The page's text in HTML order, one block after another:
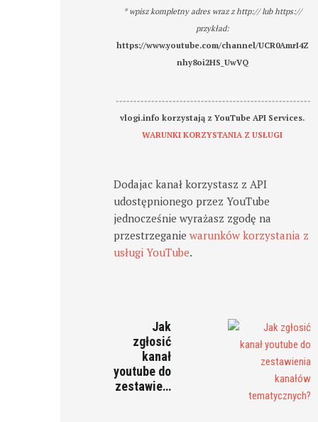
* wpisz kompletny adres wraz z http:// lub https://
przykład:
https://www.youtube.com/channel/UCR0AmrI4Z
nhy8oi2HS_UwVQ
-------------------------------------------------------
vlogi.info korzystają z YouTube API Services.
WARUNKI KORZYSTANIA Z USŁUGI
Dodajac kanał korzystasz z API
udostępnionego przez YouTube
jednocześnie wyrażasz zgodę na
przestrzeganiewarunków korzystania z
usługi YouTube.
Jak
zgłosić
kanał
youtube do
zestawie…